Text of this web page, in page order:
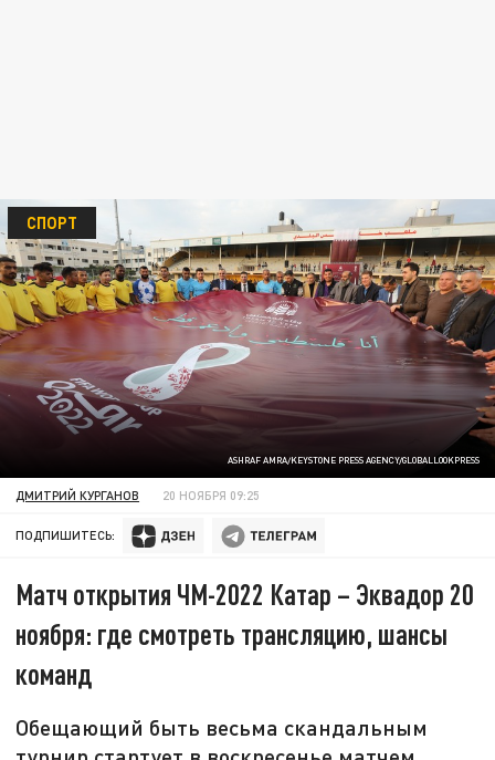
ASHRAF AMRA/KEYSTONE PRESS AGENCY/GLOBALLOOKPRESS
СПОРТ
ДМИТРИЙ КУРГАНОВ 20 НОЯБРЯ 09:25
ПОДПИШИТЕСЬ:
Матч открытия ЧМ-2022 Катар – Эквадор 20
ноября: где смотреть трансляцию, шансы
команд
Обещающий быть весьма скандальным